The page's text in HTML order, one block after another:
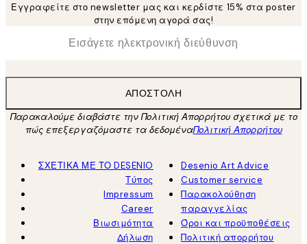
Εγγραφείτε στο newsletter μας και κερδίστε 15% στα poster
στην επόμενη αγορά σας!
Ηλεκτρονική Διεύθυνση
ΑΠΟΣΤΟΛΉ
Παρακαλούμε διαβάστε την Πολιτική Απορρήτου σχετικά με το
πώς επεξεργαζόμαστε τα δεδομέναΠολιτική Απορρήτου
ΣΧΕΤΙΚΑ ΜΕ ΤΟ DESENIO
Τύπος
Impressum
Career
Βιωσιμότητα
Δήλωση
Desenio Art Advice
Customer service
Παρακολούθηση
παραγγελίας
Όροι και προϋποθέσεις
Πολιτική απορρήτου